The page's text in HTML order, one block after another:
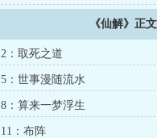
《仙解》正
2：取死之道
5：世事漫随流水
8：算来一梦浮生
11：布阵